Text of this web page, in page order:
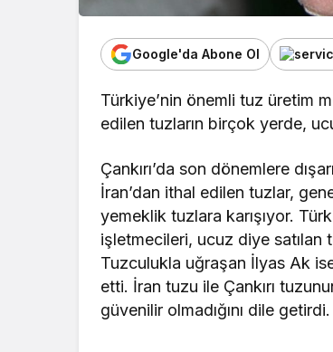
Google'da Abone Ol
Türkiye’nin önemli tuz üretim
edilen tuzların birçok yerde,
Çankırı’da son dönemlere
İran’dan ithal edilen tuzlar,
yemeklik tuzlara karışıyor.
işletmecileri, ucuz diye satılan
Tuzculukla uğraşan İlyas Ak ise
etti. İran tuzu ile Çankırı
güvenilir olmadığını dile getirdi.